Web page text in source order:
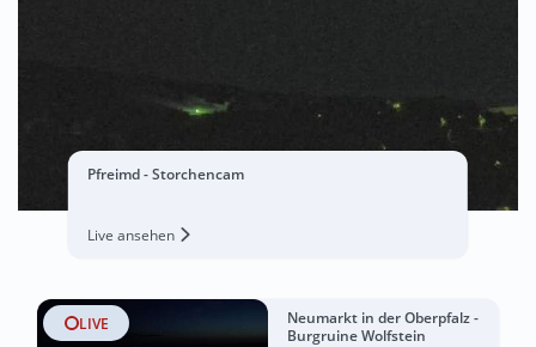
Pfreimd - Storchencam
Live ansehen
LIVE
Neumarkt in der Oberpfalz -
Burgruine Wolfstein